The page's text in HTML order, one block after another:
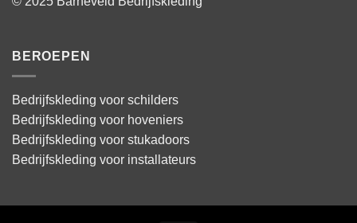
BEROEPEN
Bedrijfskleding voor schilders
Bedrijfskleding voor hoveniers
Bedrijfskleding voor stukadoors
Bedrijfskleding voor installateurs